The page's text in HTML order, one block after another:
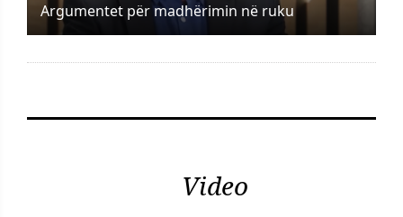
Argumentet për madhërimin në ruku
Video